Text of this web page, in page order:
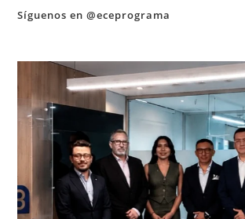
Síguenos en @eceprograma